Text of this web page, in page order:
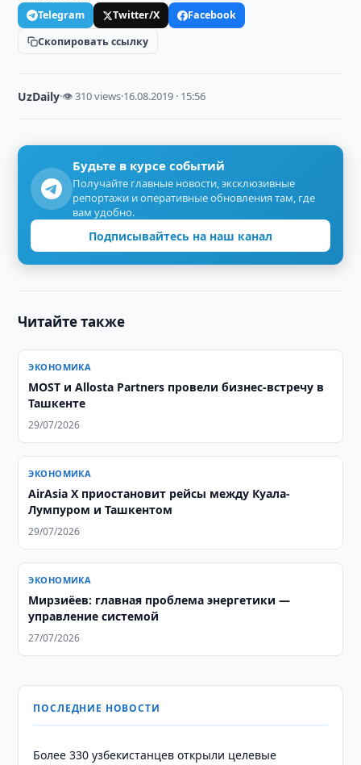
Telegram Twitter/X
Facebook
Скопировать ссылку
UzDaily·👁 310 views·16.08.2019 · 15:56
Будьте в курсе событий
Получайте главные новости, эксклюзивные
репортажи и оперативные обновления там, где
вам удобно.
Подписывайтесь на наш канал
Читайте также
ЭКОНОМИКА
MOST и Allosta Partners провели бизнес-встречу в
Ташкенте
29/07/2026
ЭКОНОМИКА
AirAsia X приостановит рейсы между Куала-
Лумпуром и Ташкентом
29/07/2026
ЭКОНОМИКА
Мирзиёев: главная проблема энергетики —
управление системой
27/07/2026
ПОСЛЕДНИЕ НОВОСТИ
Более 330 узбекистанцев открыли целевые